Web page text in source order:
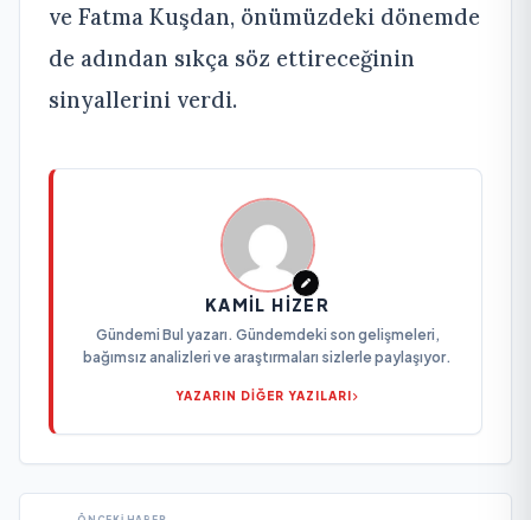
ve Fatma Kuşdan, önümüzdeki dönemde
de adından sıkça söz ettireceğinin
sinyallerini verdi.
KAMIL HIZER
Gündemi Bul yazarı. Gündemdeki son gelişmeleri,
bağımsız analizleri ve araştırmaları sizlerle paylaşıyor.
YAZARIN DİĞER YAZILARI